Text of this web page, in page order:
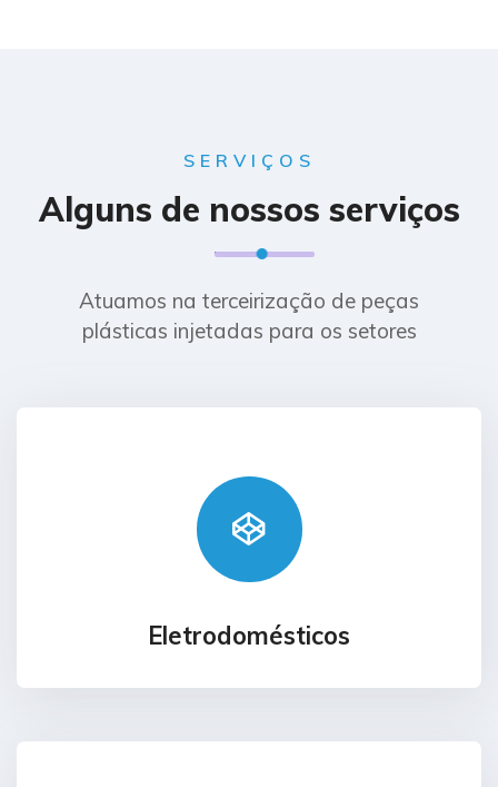
SERVIÇOS
Alguns de nossos serviços
Atuamos na terceirização de peças
plásticas injetadas para os setores
Eletrodomésticos